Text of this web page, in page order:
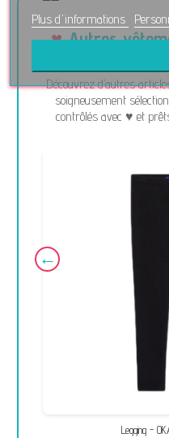
Autres
Découvrez d’autres
soigneusement
contrôlés avec ♥ et
Legging -
Plus d'informations